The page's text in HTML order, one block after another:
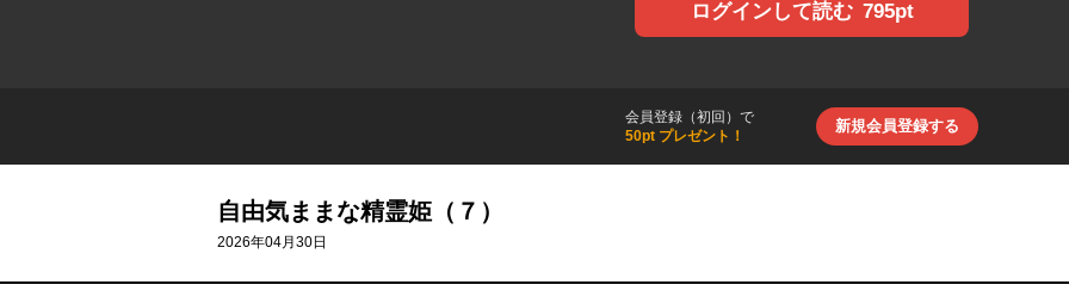
ログインして読む 795pt
会員登録（初回）で
50pt プレゼント！
新規会員登録する
自由気ままな精霊姫（７）
2026年04月30日